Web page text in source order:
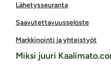
Lähetysseuranta
Saavutettavuusseloste
Markkinointi ja yhteistyöt
Miksi juuri